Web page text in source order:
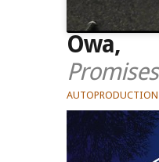
Owa,
Promises
AUTOPRODUCTION